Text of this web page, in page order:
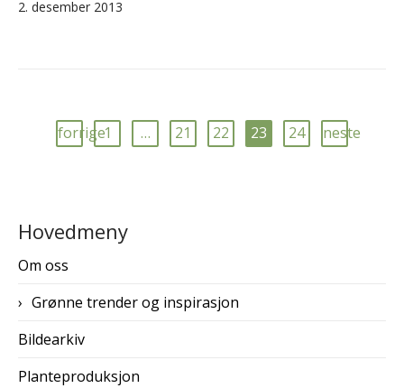
2. desember 2013
forrige1 … 21 22 23 24 neste
Hovedmeny
Om oss
Grønne trender og inspirasjon
Bildearkiv
Planteproduksjon